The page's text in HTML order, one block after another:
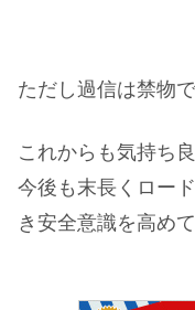
ただし過信は禁物で
これからも気持ち
今後も末長くロー
き安全意識を高め